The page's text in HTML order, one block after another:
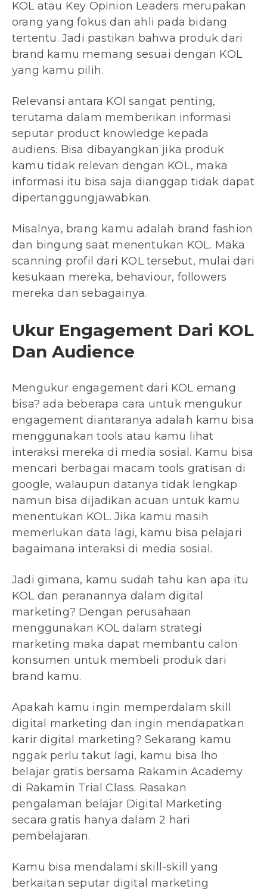
KOL atau Key Opinion Leaders merupakan
orang yang fokus dan ahli pada bidang
tertentu. Jadi pastikan bahwa produk dari
brand kamu memang sesuai dengan KOL
yang kamu pilih.
Relevansi antara KOl sangat penting,
terutama dalam memberikan informasi
seputar product knowledge kepada
audiens. Bisa dibayangkan jika produk
kamu tidak relevan dengan KOL, maka
informasi itu bisa saja dianggap tidak dapat
dipertanggungjawabkan.
Misalnya, brang kamu adalah brand fashion
dan bingung saat menentukan KOL. Maka
scanning profil dari KOL tersebut, mulai dari
kesukaan mereka, behaviour, followers
mereka dan sebagainya.
Ukur Engagement Dari KOL
Dan Audience
Mengukur engagement dari KOL emang
bisa? ada beberapa cara untuk mengukur
engagement diantaranya adalah kamu bisa
menggunakan tools atau kamu lihat
interaksi mereka di media sosial. Kamu bisa
mencari berbagai macam tools gratisan di
google, walaupun datanya tidak lengkap
namun bisa dijadikan acuan untuk kamu
menentukan KOL. Jika kamu masih
memerlukan data lagi, kamu bisa pelajari
bagaimana interaksi di media sosial.
Jadi gimana, kamu sudah tahu kan apa itu
KOL dan peranannya dalam digital
marketing? Dengan perusahaan
menggunakan KOL dalam strategi
marketing maka dapat membantu calon
konsumen untuk membeli produk dari
brand kamu.
Apakah kamu ingin memperdalam skill
digital marketing dan ingin mendapatkan
karir digital marketing? Sekarang kamu
nggak perlu takut lagi, kamu bisa lho
belajar gratis bersama Rakamin Academy
di Rakamin Trial Class. Rasakan
pengalaman belajar Digital Marketing
secara gratis hanya dalam 2 hari
pembelajaran.
Kamu bisa mendalami skill-skill yang
berkaitan seputar digital marketing